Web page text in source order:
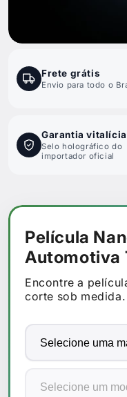
NANOPRO
Até 97% do calor
seu modelo.
Frete grátis
Envio para todo o
Garantia vitalícia
Selo holográfico do
importador oficial
Película
Automotiva
Encontre a
corte sob medida.